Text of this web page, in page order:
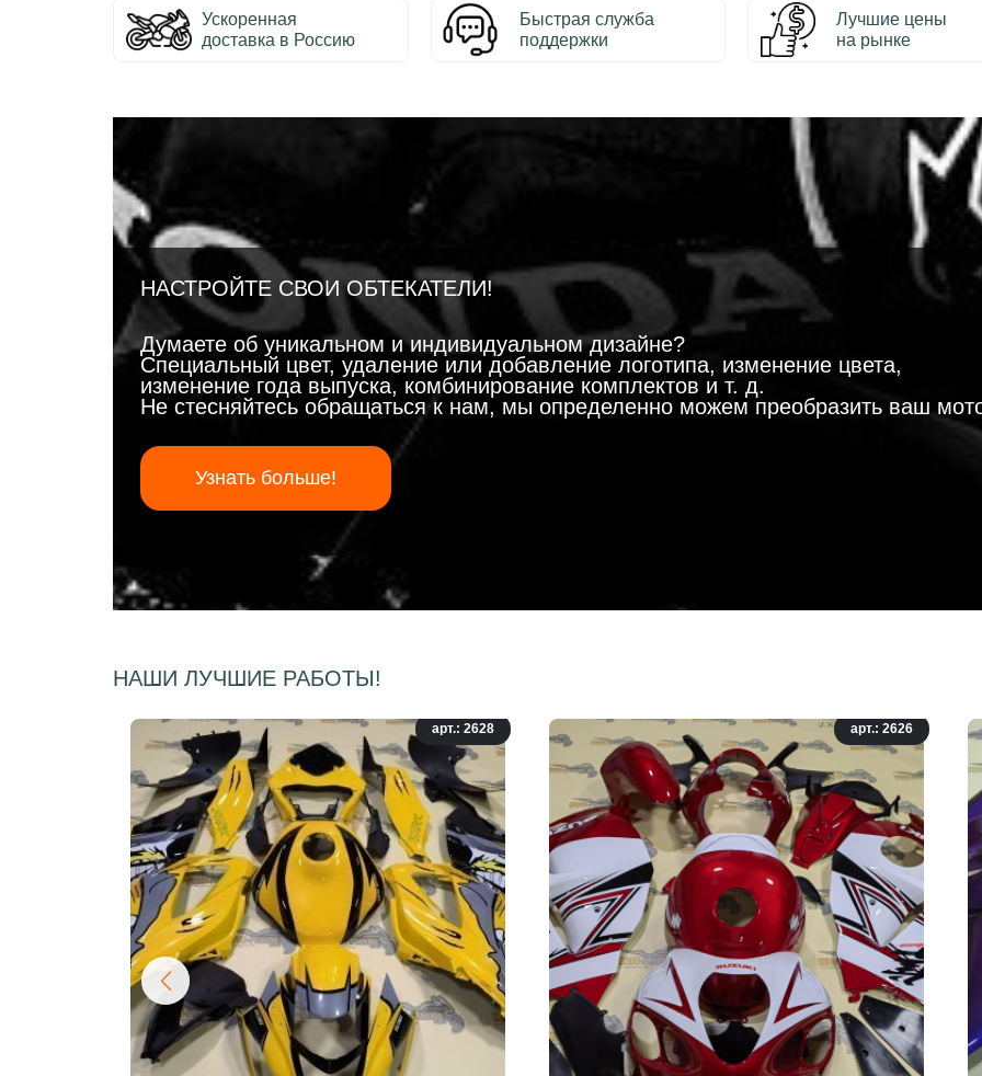
Ускоренная
доставка в Россию
Быстрая служба
поддержки
Лучшие цены
на рынке
НАСТРОЙТЕ СВОИ ОБТЕКАТЕЛИ!
Думаете об уникальном и индивидуальном дизайне?
Специальный цвет, удаление или добавление логотипа, изменение цвета,
изменение года выпуска, комбинирование комплектов и т. д.
Не стесняйтесь обращаться к нам, мы определенно можем преобразить ваш
Узнать больше!
НАШИ ЛУЧШИЕ РАБОТЫ!
арт.: 2628 арт.: 2626